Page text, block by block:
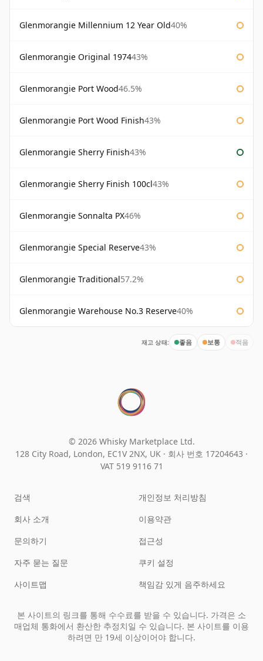
Glenmorangie Millennium 12 Year Old40%
Glenmorangie Original 197443%
Glenmorangie Port Wood46.5%
Glenmorangie Port Wood Finish43%
Glenmorangie Sherry Finish43%
Glenmorangie Sherry Finish 100cl43%
Glenmorangie Sonnalta PX46%
Glenmorangie Special Reserve43%
Glenmorangie Traditional57.2%
Glenmorangie Warehouse No.3 Reserve40%
재고 상태: 좋음 보통 적음
© 2026 Whisky Marketplace Ltd.
128 City Road, London, EC1V 2NX, UK · 회사 번호 17204643 ·
VAT 519 9116 71
검색
회사 소개
문의하기
자주 묻는 질문
사이트맵
개인정보 처리방침
이용약관
접근성
쿠키 설정
책임감 있게 음주하세요
본 사이트의 링크를 통해 수수료를 받을 수 있습니다. 가격은 소
매업체 통화에서 환산한 추정치일 수 있습니다. 본 사이트를 이용
하려면 만 19세 이상이어야 합니다.